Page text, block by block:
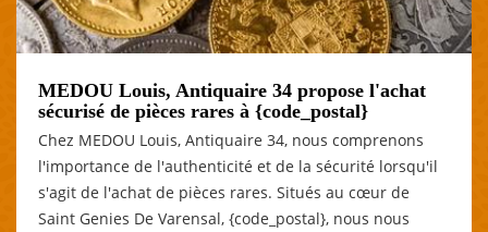
MEDOU Louis, Antiquaire 34 propose l'achat
sécurisé de pièces rares à {code_postal}
Chez MEDOU Louis, Antiquaire 34, nous comprenons
l'importance de l'authenticité et de la sécurité lorsqu'il
s'agit de l'achat de pièces rares. Situés au cœur de
Saint Genies De Varensal, {code_postal}, nous nous